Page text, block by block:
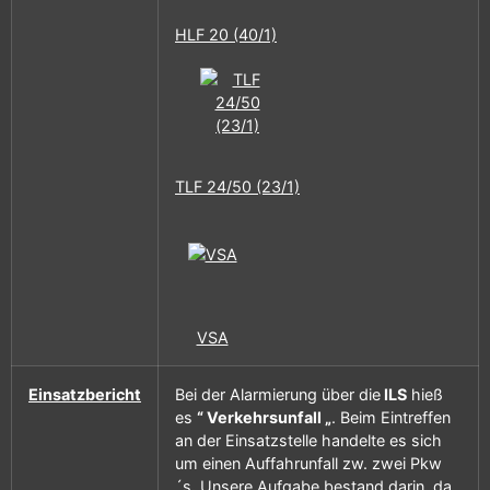
HLF 20 (40/1)
TLF 24/50 (23/1)
VSA
Einsatzbericht Bei der Alarmierung über die ILS hieß
es “ Verkehrsunfall „. Beim Eintreffen
an der Einsatzstelle handelte es sich
um einen Auffahrunfall zw. zwei Pkw
´s. Unsere Aufgabe bestand darin, da